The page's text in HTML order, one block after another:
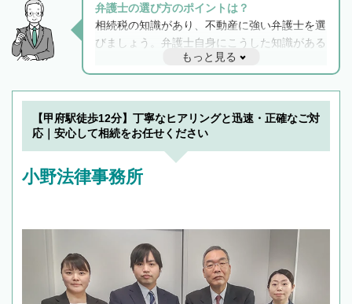
弁護士の選び方のポイントは？
相続税の知識があり、不動産に強い弁護士を選
びましょう。弁護士自身にこうした知識がある
と他士業との連携もスムーズに進み、トラブル
解決のみならず相続をトータルで任せることが
できます。また、相続は感情がからむ分野なの
でフィーリングも重要です。実際に電話や面談
で複数の弁護士と会話をしてウマが合う方に依
もっと見る
【甲府駅徒歩12分】丁寧なヒアリングと迅速・正確なご対
応｜安心して相続をお任せください
小野法律事務所